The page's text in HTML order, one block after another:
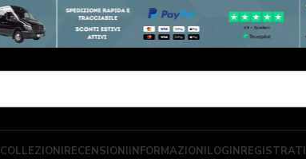
COLLEZIONIRECENSIONIINFORMAZIONILOGINREGISTRATI